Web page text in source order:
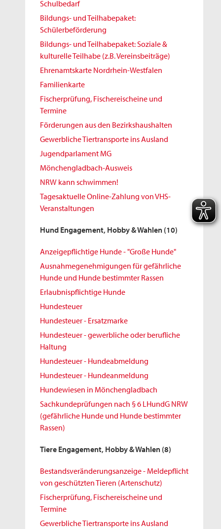
Schulbedarf
Bildungs- und Teilhabepaket:
Schülerbeförderung
Bildungs- und Teilhabepaket: Soziale &
kulturelle Teilhabe (z.B. Vereinsbeiträge)
Ehrenamtskarte Nordrhein-Westfalen
Familienkarte
Fischerprüfung, Fischereischeine und
Termine
Förderungen aus den Bezirkshaushalten
Gewerbliche Tiertransporte ins Ausland
Jugendparlament MG
Mönchengladbach-Ausweis
NRW kann schwimmen!
Tagesaktuelle Online-Zahlung von VHS-
Veranstaltungen
Hund Engagement, Hobby & Wahlen (10)
Anzeigepflichtige Hunde - "Große Hunde"
Ausnahmegenehmigungen für gefährliche
Hunde und Hunde bestimmter Rassen
Erlaubnispflichtige Hunde
Hundesteuer
Hundesteuer - Ersatzmarke
Hundesteuer - gewerbliche oder berufliche
Haltung
Hundesteuer - Hundeabmeldung
Hundesteuer - Hundeanmeldung
Hundewiesen in Mönchengladbach
Sachkundeprüfungen nach § 6 LHundG NRW
(gefährliche Hunde und Hunde bestimmter
Rassen)
Tiere Engagement, Hobby & Wahlen (8)
Bestandsveränderungsanzeige - Meldepflicht
von geschützten Tieren (Artenschutz)
Fischerprüfung, Fischereischeine und
Termine
Gewerbliche Tiertransporte ins Ausland